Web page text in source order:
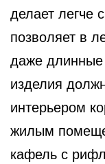
делает легче
позволяет в
даже
изделия
интерьером
жилым
кафель с